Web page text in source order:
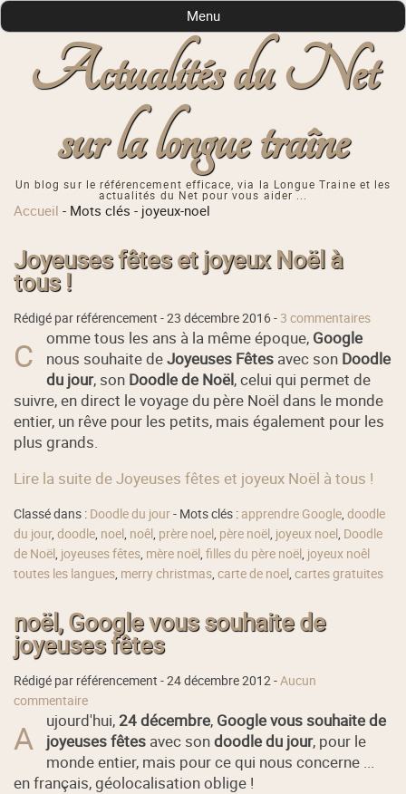
Actualités du Net
sur la longue traîne
Un blog sur le référencement efficace, via la Longue Traine et les
actualités du Net pour vous aider ...
Menu
Accueil - Mots clés - joyeux-noel
Joyeuses fêtes et joyeux Noël à
tous !
Rédigé par référencement -23 décembre 2016- 3 commentaires
C omme tous les ans à la même époque, Google
nous souhaite deJoyeuses Fêtes avec son Doodle
du jour, son Doodle de Noël, celui qui permet de
suivre, en direct le voyage du père Noël dans le monde
entier, un rêve pour les petits, mais également pour les
plus grands.
Lire la suite de Joyeuses fêtes et joyeux Noël à tous !
Classé dans : Doodle du jour- Mots clés : apprendre Google,doodle
du jour,doodle, noel , noêl , prère noel , père noël , joyeux noel , Doodle
de Noël , joyeuses fêtes, mère noël ,filles du père noël , joyeux noêl
toutes les langues, merry christmas,carte de noel ,cartes gratuites
noël, Google vous souhaite de
joyeuses fêtes
Rédigé par référencement -24 décembre 2012-Aucun
commentaire
A ujourd'hui,24 décembre, Google vous souhaite de
joyeuses fêtes avec sondoodle du jour, pour le
monde entier, mais pour ce qui nous concerne ...
en français, géolocalisation oblige !